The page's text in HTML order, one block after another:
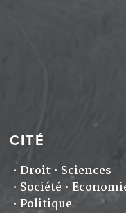
CITÉ
Droit
Sciences
Société
Politique